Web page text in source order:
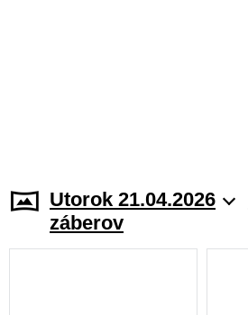
Utorok 21.04.2026
záberov